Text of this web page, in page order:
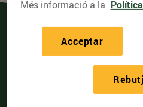
Més informació a la
Acceptar